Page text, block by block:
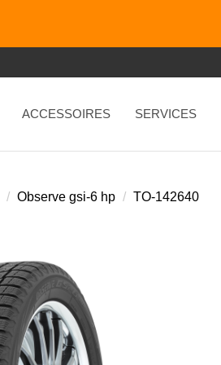
ACCESSOIRES SERVICES
Observe gsi-6 hp TO-142640